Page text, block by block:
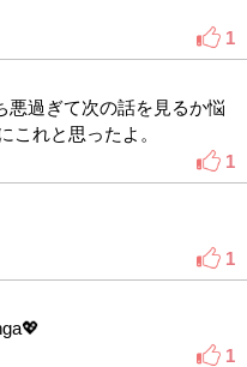
1
悪過ぎて次の話を見るか悩
れと思ったよ。
1
1
1